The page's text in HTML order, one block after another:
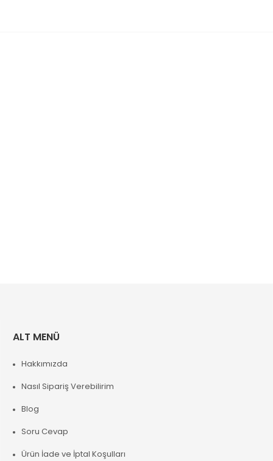
ALT MENÜ
Hakkımızda
Nasıl Sipariş Verebilirim
Blog
Soru Cevap
Ürün İade ve İptal Koşulları